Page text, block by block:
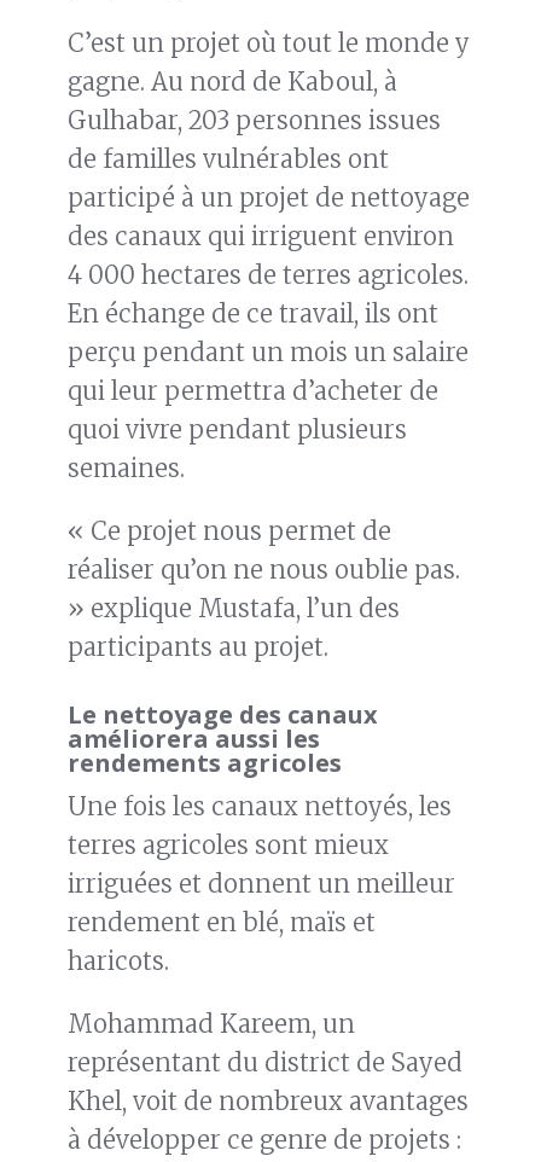
C’est un projet où tout le monde y
gagne. Au nord de Kaboul, à
Gulhabar, 203 personnes issues
de familles vulnérables ont
participé à un projet de nettoyage
des canaux qui irriguent environ
4 000 hectares de terres agricoles.
En échange de ce travail, ils ont
perçu pendant un mois un salaire
qui leur permettra d’acheter de
quoi vivre pendant plusieurs
semaines.
« Ce projet nous permet de
réaliser qu’on ne nous oublie pas.
» explique Mustafa, l’un des
participants au projet.
Le nettoyage des canaux
améliorera aussi les
rendements agricoles
Une fois les canaux nettoyés, les
terres agricoles sont mieux
irriguées et donnent un meilleur
rendement en blé, maïs et
haricots.
Mohammad Kareem, un
représentant du district de Sayed
Khel, voit de nombreux avantages
à développer ce genre de projets :